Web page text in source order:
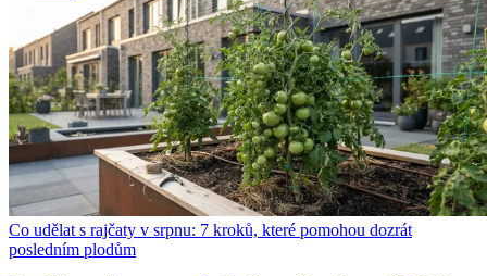
Co udělat s rajčaty v srpnu: 7 kroků, které pomohou dozrát
posledním plodům